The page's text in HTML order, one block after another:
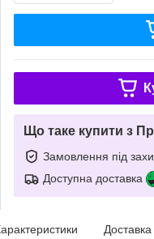
Що таке купити з
Замовлення під
Доступна доставка
Доставка